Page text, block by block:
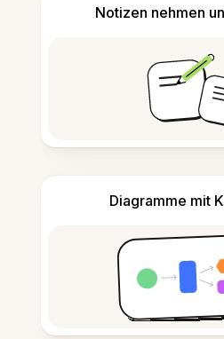
Notizen nehmen
Diagramme mit